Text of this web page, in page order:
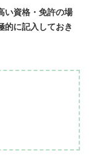
い資格・免許の場
的に記入しておき